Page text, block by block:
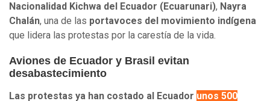
Nacionalidad Kichwa del Ecuador (Ecuarunari), Nayra
Chalán, una de las portavoces del movimiento indígena
que lidera las protestas por la carestía de la vida.
Aviones de Ecuador y Brasil evitan
desabastecimiento
Las protestas ya han costado al Ecuador unos 500